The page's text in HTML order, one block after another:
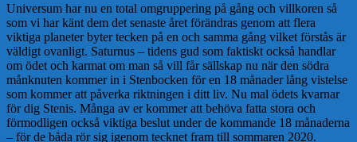
Universum har nu en total omgruppering på gång och villkoren så
som vi har känt dem det senaste året förändras genom att flera
viktiga planeter byter tecken på en och samma gång vilket förstås är
väldigt ovanligt. Saturnus – tidens gud som faktiskt också handlar
om ödet och karmat om man så vill får sällskap nu när den södra
månknuten kommer in i Stenbocken för en 18 månader lång vistelse
som kommer att påverka riktningen i ditt liv. Nu mal ödets kvarnar
för dig Stenis. Många av er kommer att behöva fatta stora och
förmodligen också viktiga beslut under de kommande 18 månaderna
– för de båda rör sig igenom tecknet fram till sommaren 2020.